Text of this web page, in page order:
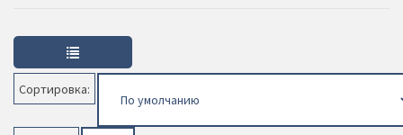
Сортировка: